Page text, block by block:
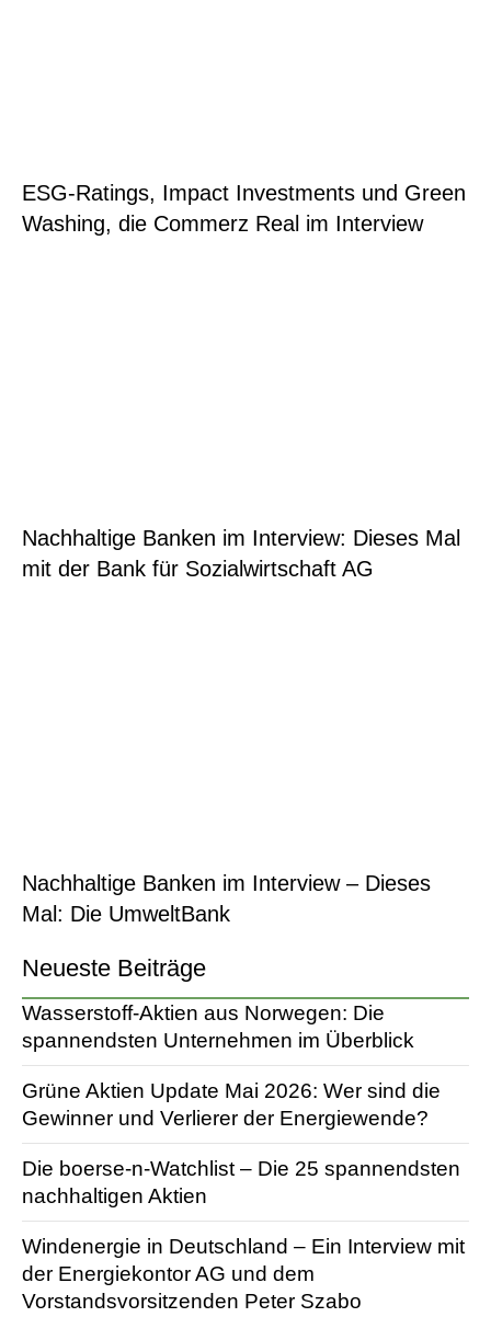
ESG-Ratings, Impact Investments und Green
Washing, die Commerz Real im Interview
Nachhaltige Banken im Interview: Dieses Mal
mit der Bank für Sozialwirtschaft AG
Nachhaltige Banken im Interview – Dieses
Mal: Die UmweltBank
Neueste Beiträge
Wasserstoff-Aktien aus Norwegen: Die
spannendsten Unternehmen im Überblick
Grüne Aktien Update Mai 2026: Wer sind die
Gewinner und Verlierer der Energiewende?
Die boerse-n-Watchlist – Die 25 spannendsten
nachhaltigen Aktien
Windenergie in Deutschland – Ein Interview mit
der Energiekontor AG und dem
Vorstandsvorsitzenden Peter Szabo